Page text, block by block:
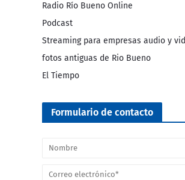
Radio Río Bueno Online
Podcast
Streaming para empresas audio y
fotos antiguas de Rio Bueno
El Tiempo
Formulario de contacto